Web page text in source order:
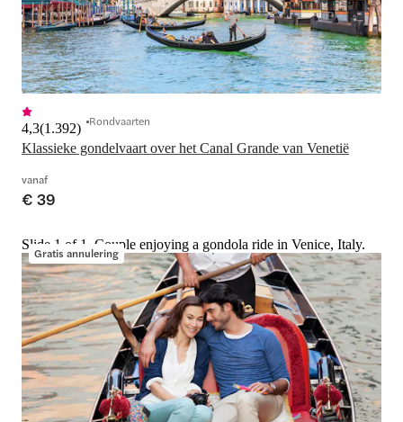
Klassieke gondelvaart over het Canal Grande van Venetië
4,3(1.392) Rondvaarten
vanaf
€ 39
Gratis annulering
Slide 1 of 1, Couple enjoying a gondola ride in Venice, Italy.